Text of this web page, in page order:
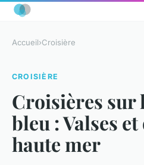
Accueil›Croisière
CROISIÈRE
Croisières sur
bleu : Valses
haute mer